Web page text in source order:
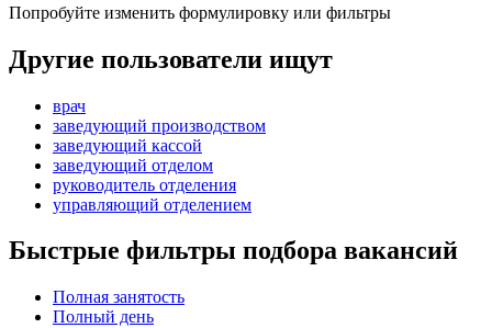
Попробуйте изменить формулировку или фильтры
Другие пользователи ищут
врач
заведующий производством
заведующий кассой
заведующий отделом
руководитель отделения
управляющий отделением
Быстрые фильтры подбора вакансий
Полная занятость
Полный день